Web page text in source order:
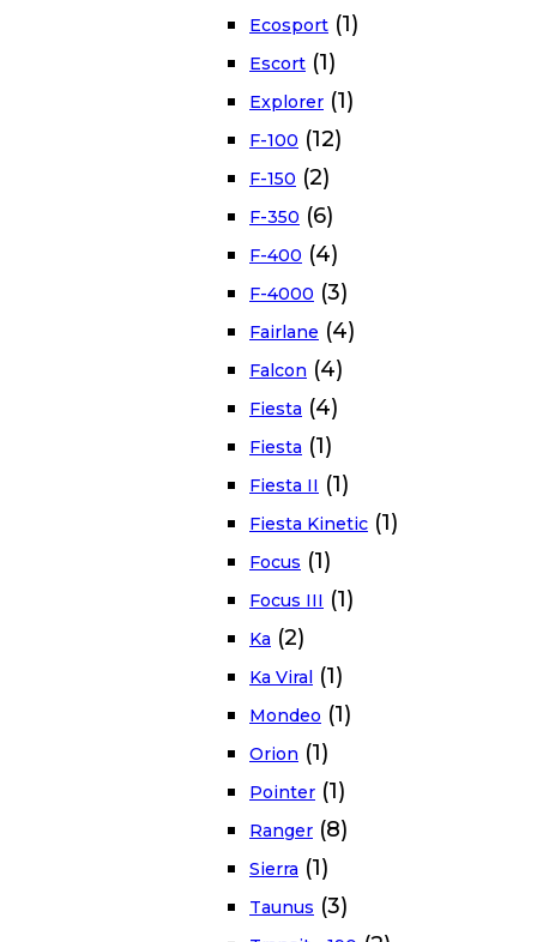
Ecosport (1)
Escort (1)
Explorer (1)
F-100 (12)
F-150 (2)
F-350 (6)
F-400 (4)
F-4000 (3)
Fairlane (4)
Falcon (4)
Fiesta (4)
Fiesta (1)
Fiesta II (1)
Fiesta Kinetic (1)
Focus (1)
Focus III (1)
Ka (2)
Ka Viral (1)
Mondeo (1)
Orion (1)
Pointer (1)
Ranger (8)
Sierra (1)
Taunus (3)